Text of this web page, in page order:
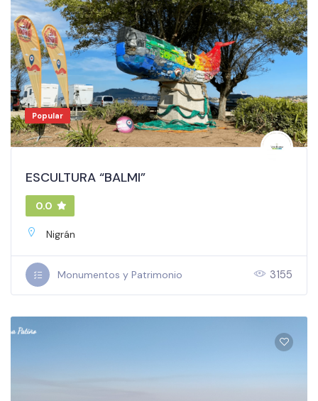
Popular
ESCULTURA “BALMI”
0.0
Nigrán
Monumentos y Patrimonio 3155